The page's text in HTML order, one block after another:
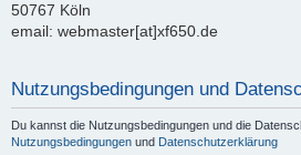
50767 Köln
email: webmaster[at]xf650.de
Nutzungsbedingungen und
Du kannst die Nutzungsbedingungen und die
Nutzungsbedingungen und Datenschutzerklärung